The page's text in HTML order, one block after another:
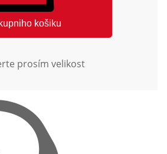
košiku
prosím velikost